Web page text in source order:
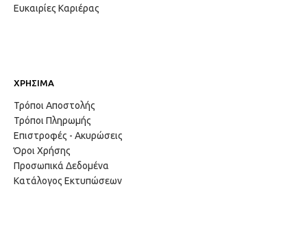
Ευκαιρίες Καριέρας
ΧΡΗΣΙΜΑ
Τρόποι Αποστολής
Τρόποι Πληρωμής
Επιστροφές - Ακυρώσεις
Όροι Χρήσης
Προσωπικά Δεδομένα
Κατάλογος Εκτυπώσεων